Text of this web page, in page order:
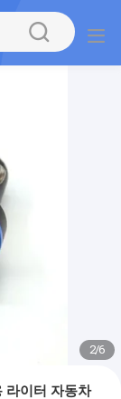
2/6
라이터 자동차